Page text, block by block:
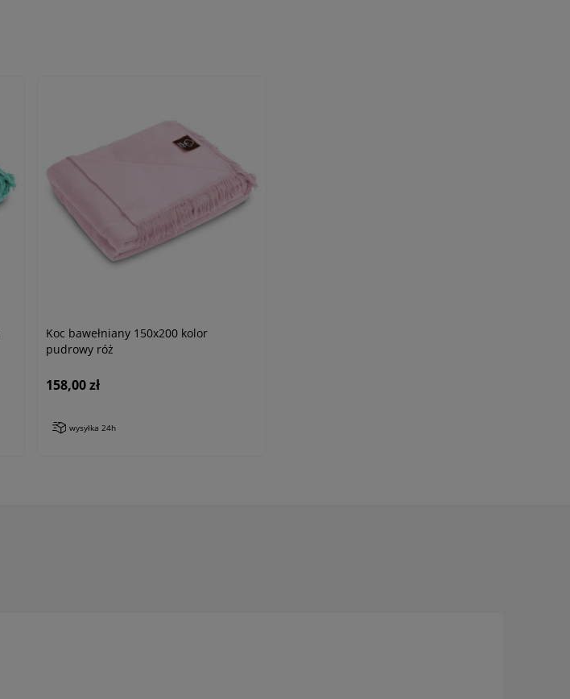
Koc bawełniany 150x200 kolor
pudrowy róż
158,00 zł
wysyłka 24h